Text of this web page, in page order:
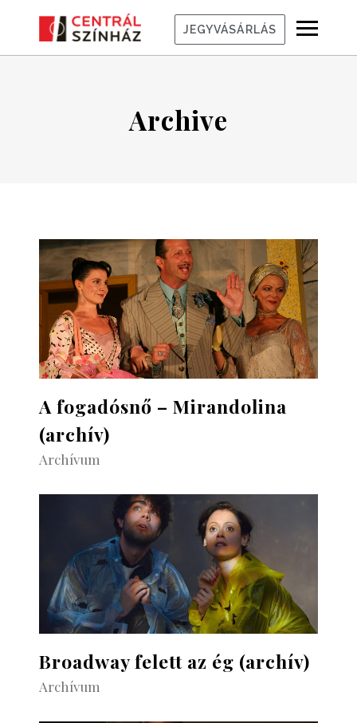
JEGYVÁSÁRLÁS
Archive
A fogadósnő – Mirandolina
(archív)
Archívum
Broadway felett az ég (archív)
Archívum